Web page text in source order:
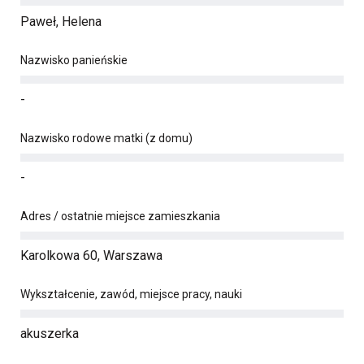
Paweł, Helena
Nazwisko panieńskie
-
Nazwisko rodowe matki (z domu)
-
Adres / ostatnie miejsce zamieszkania
Karolkowa 60, Warszawa
Wykształcenie, zawód, miejsce pracy, nauki
akuszerka